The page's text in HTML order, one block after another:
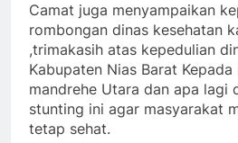
Camat juga menyampaikan
rombongan dinas kesehatan
,trimakasih atas kepedulian
Kabupaten Nias Barat
mandrehe Utara dan apa lagi
stunting ini agar masyarakat
tetap sehat.